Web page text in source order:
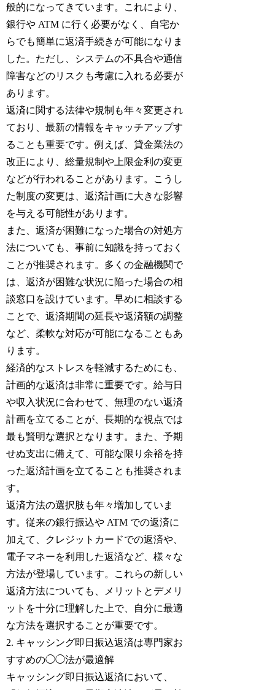
般的になってきています。これにより、
銀行や ATM に行く必要がなく、自宅か
らでも簡単に返済手続きが可能になりま
した。ただし、システムの不具合や通信
障害などのリスクも考慮に入れる必要が
あります。
返済に関する法律や規制も年々変更され
ており、最新の情報をキャッチアップす
ることも重要です。例えば、貸金業法の
改正により、総量規制や上限金利の変更
などが行われることがあります。こうし
た制度の変更は、返済計画に大きな影響
を与える可能性があります。
また、返済が困難になった場合の対処方
法についても、事前に知識を持っておく
ことが推奨されます。多くの金融機関で
は、返済が困難な状況に陥った場合の相
談窓口を設けています。早めに相談する
ことで、返済期間の延長や返済額の調整
など、柔軟な対応が可能になることもあ
ります。
経済的なストレスを軽減するためにも、
計画的な返済は非常に重要です。給与日
や収入状況に合わせて、無理のない返済
計画を立てることが、長期的な視点では
最も賢明な選択となります。また、予期
せぬ支出に備えて、可能な限り余裕を持
った返済計画を立てることも推奨されま
す。
返済方法の選択肢も年々増加していま
す。従来の銀行振込や ATM での返済に
加えて、クレジットカードでの返済や、
電子マネーを利用した返済など、様々な
方法が登場しています。これらの新しい
返済方法についても、メリットとデメリ
ットを十分に理解した上で、自分に最適
な方法を選択することが重要です。
2. キャッシング即日振込返済は専門家お
すすめの◯◯法が最適解
キャッシング即日振込返済において、